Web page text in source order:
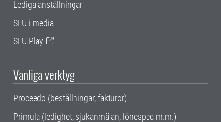
Lediga anställningar
SLU i media
SLU Play
Vanliga verktyg
Proceedo (beställningar, fakturor)
Primula (ledighet, sjukanmälan, lönespec m.m.)